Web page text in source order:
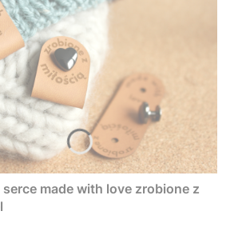
made with love zrobione z